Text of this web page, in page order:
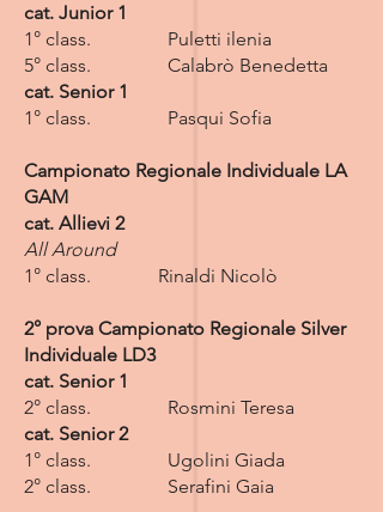
cat. Junior 1
1° class. Puletti ilenia
5° class. Calabrò Benedetta
cat. Senior 1
1° class. Pasqui Sofia
Campionato Regionale Individuale LA
GAM
cat. Allievi 2
All Around
1° class. Rinaldi Nicolò
2° prova Campionato Regionale Silver
Individuale LD3
cat. Senior 1
2° class. Rosmini Teresa
cat. Senior 2
1° class. Ugolini Giada
2° class. Serafini Gaia